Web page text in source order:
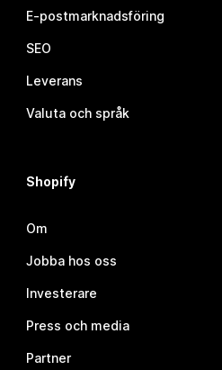
E-postmarknadsföring
SEO
Leverans
Valuta och språk
Shopify
Om
Jobba hos oss
Investerare
Press och media
Partner